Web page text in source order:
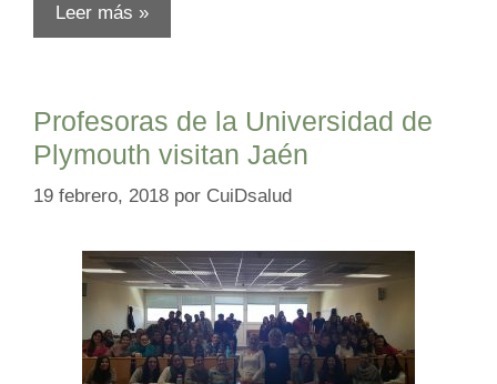
Leer más »
Profesoras de la Universidad de
Plymouth visitan Jaén
19 febrero, 2018 por CuiDsalud